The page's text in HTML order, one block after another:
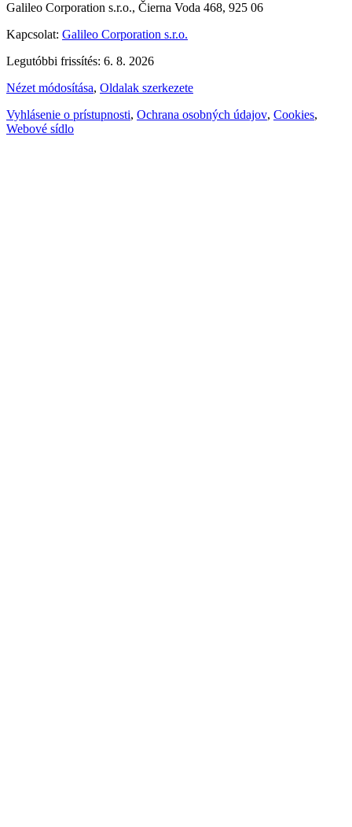
Galileo Corporation s.r.o., Čierna Voda 468, 925 06
Kapcsolat: Galileo Corporation s.r.o.
Legutóbbi frissítés: 6. 8. 2026
Nézet módosítása, Oldalak szerkezete
Vyhlásenie o prístupnosti, Ochrana osobných údajov, Cookies,
Webové sídlo